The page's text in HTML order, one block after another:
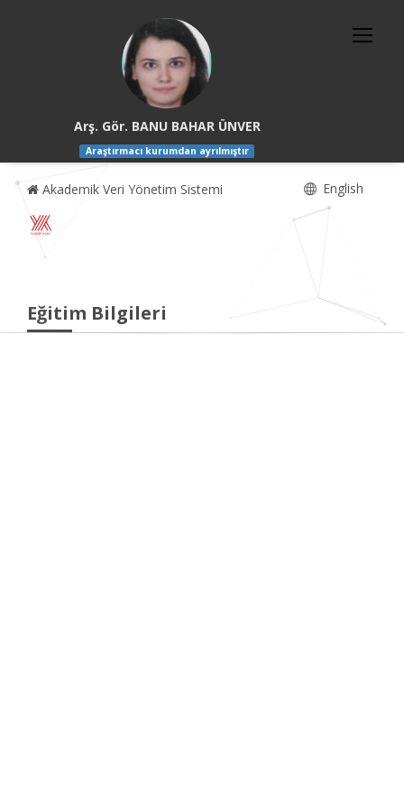
Arş. Gör. BANU BAHAR ÜNVER
Araştırmacı kurumdan ayrılmıştır
Akademik Veri Yönetim Sistemi English
Eğitim Bilgileri